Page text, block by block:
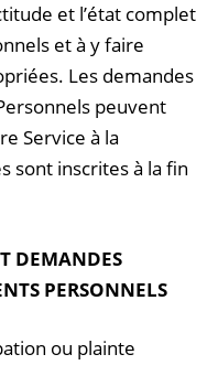
et l’état complet
et à y faire
Les demandes
peuvent
Service à la
sont inscrites à la fin
DEMANDES
PERSONNELS
ou plainte